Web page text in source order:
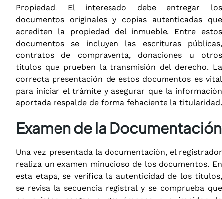
Propiedad. El interesado debe entregar los
documentos originales y copias autenticadas que
acrediten la propiedad del inmueble. Entre estos
documentos se incluyen las escrituras públicas,
contratos de compraventa, donaciones u otros
títulos que prueben la transmisión del derecho. La
correcta presentación de estos documentos es vital
para iniciar el trámite y asegurar que la información
aportada respalde de forma fehaciente la titularidad.
Examen de la Documentación
Una vez presentada la documentación, el registrador
realiza un examen minucioso de los documentos. En
esta etapa, se verifica la autenticidad de los títulos,
se revisa la secuencia registral y se comprueba que